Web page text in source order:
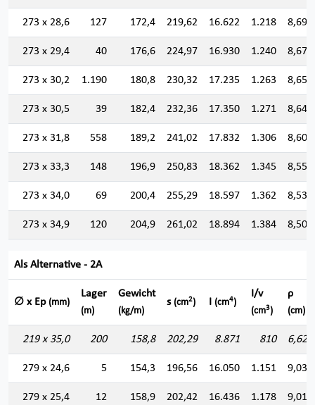
273 x 28,6 127 172,4 219,62 16.622 1.218 8,699
273 x 29,4 40 176,6 224,97 16.930 1.240 8,674
273 x 30,2 1.190 180,8 230,32 17.235 1.263 8,650
273 x 30,5 39 182,4 232,36 17.350 1.271 8,641
273 x 31,8 558 189,2 241,02 17.832 1.306 8,601
273 x 33,3 148 196,9 250,83 18.362 1.345 8,555
273 x 34,0 69 200,4 255,29 18.597 1.362 8,535
273 x 34,9 120 204,9 261,02 18.894 1.384 8,507
Als Alternative - 2A
∅ x Ep (mm)
Lager
(m)
Gewicht
(kg/m)
s (cm2) I (cm4)
I/v
(cm3)
ρ
(cm)
219 x 35,0 200 158,8 202,29 8.871 810 6,622
279 x 24,6 5 154,3 196,56 16.050 1.151 9,036
279 x 25,4 12 158,9 202,42 16.436 1.178 9,010